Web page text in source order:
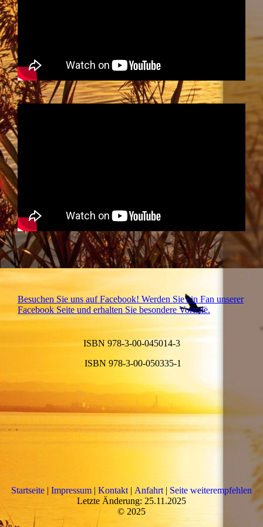
Besuchen Sie uns auf Facebook! Werden Sie ein Fan unserer
Facebook Seite und erhalten Sie besondere Vorteile.
ISBN 978-3-00-045014-3
ISBN 978-3-00-050335-1
Startseite Impressum Kontakt| Anfahrt| Seite weiterempfehlen
Letzte Änderung: 25.11.2025
© 2025